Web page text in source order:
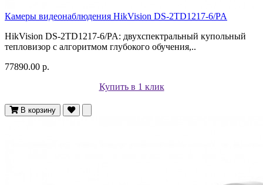
Камеры видеонаблюдения HikVision DS-2TD1217-6/PA
HikVision DS-2TD1217-6/PA: двухспектральный купольный
тепловизор с алгоритмом глубокого обучения,..
77890.00 р.
Купить в 1 клик
В корзину